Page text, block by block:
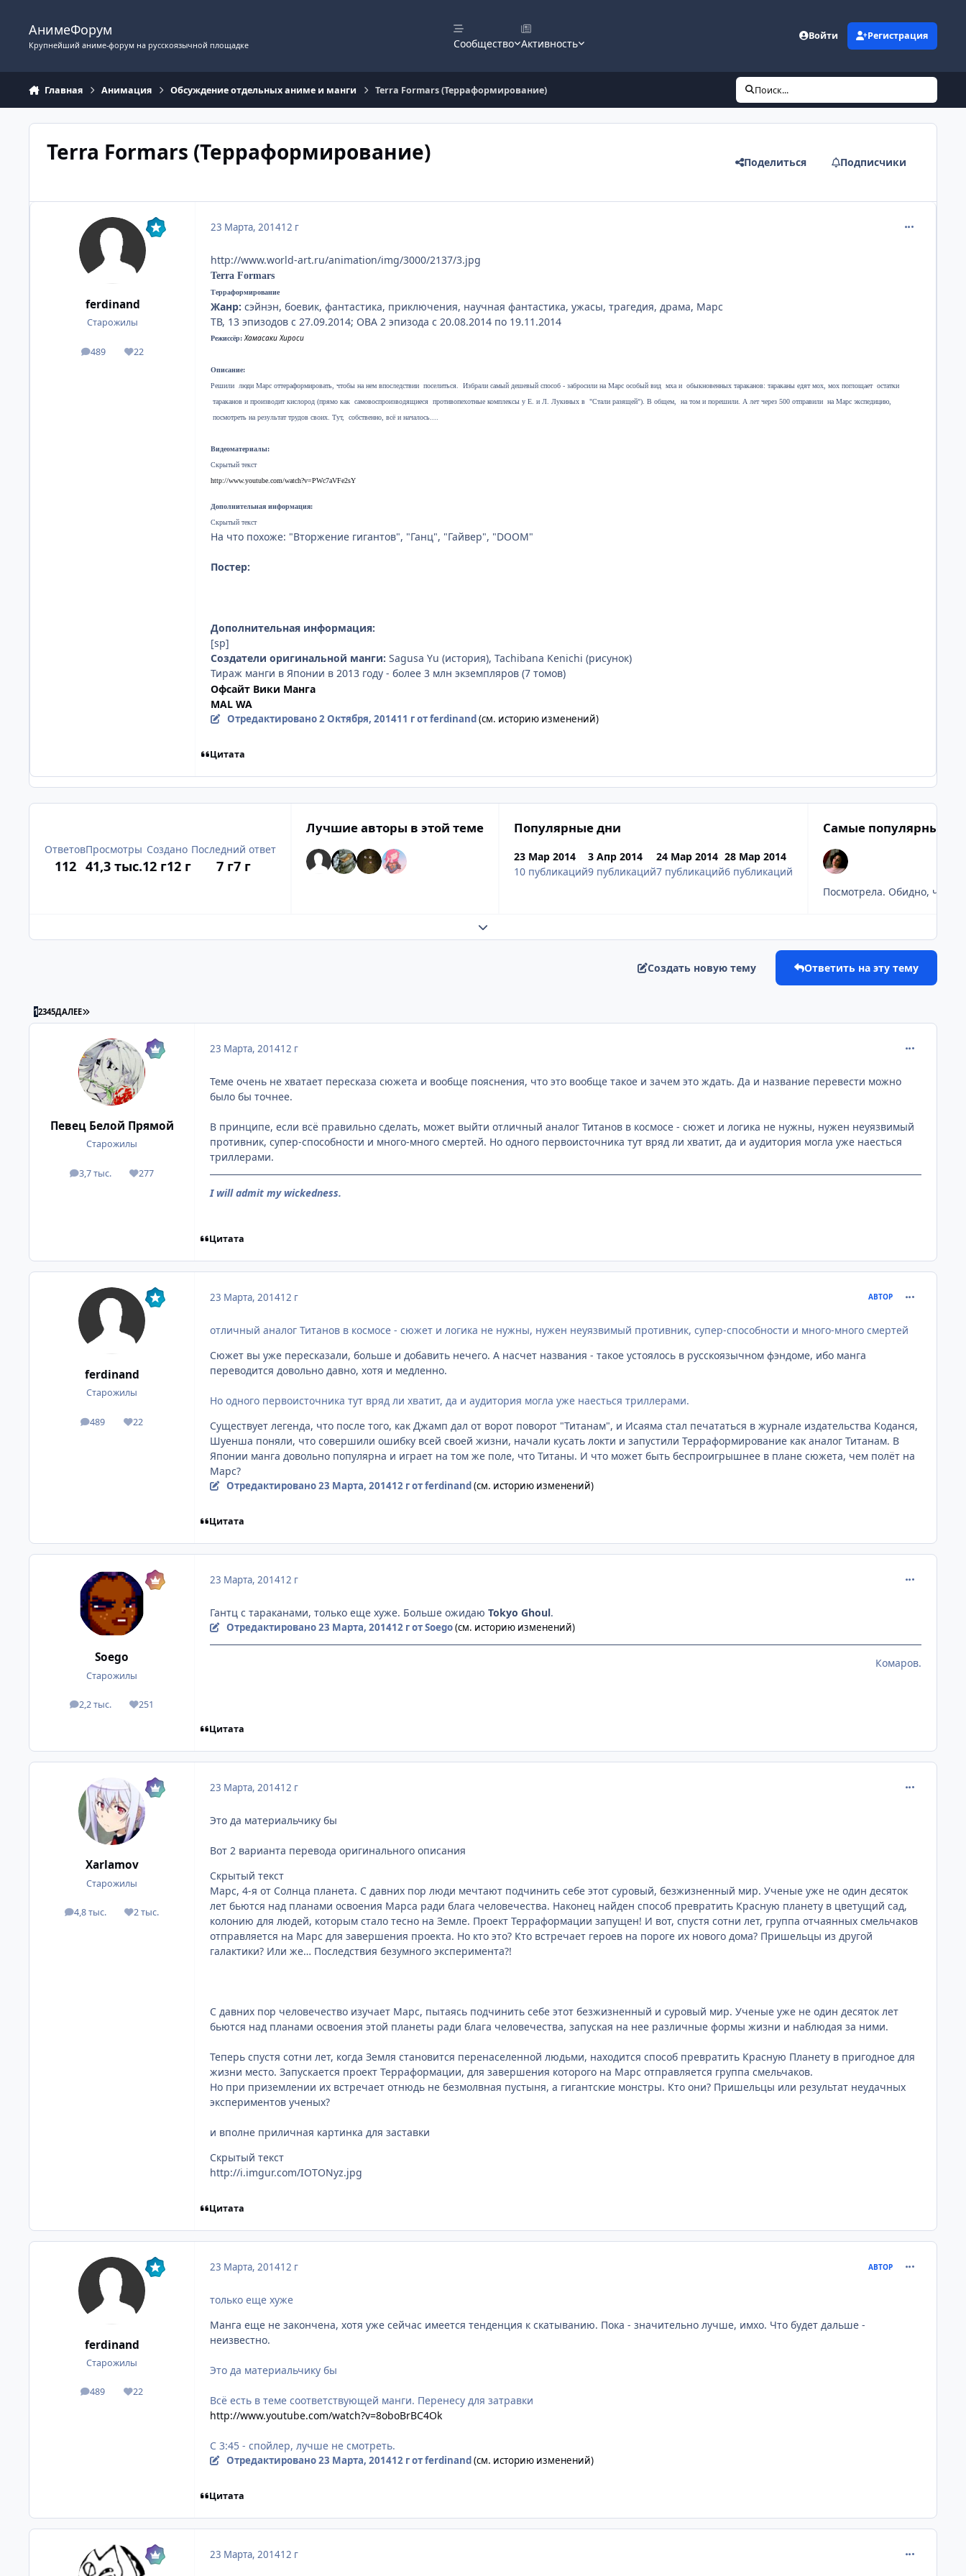
АнимеФорум
Крупнейший аниме-форум на русскоязычной площадке Сообщество Активность
Войти Регистрация
Главная Анимация Обсуждение отдельных аниме и манги Terra Formars (Терраформирование) Поиск...
Terra Formars (Терраформирование) Поделиться Подписчики
ferdinand
Старожилы
489
посты 22
Репутация
23 Марта, 201412 г
http://www.world-art.ru/animation/img/3000/2137/3.jpg
Terra Formars
Терраформирование
Жанр: сэйнэн, боевик, фантастика, приключения, научная фантастика, ужасы, трагедия, драма, Марс
ТВ, 13 эпизодов с 27.09.2014; ОВА 2 эпизода c 20.08.2014 по 19.11.2014
Режиссёр: Хамасаки Хироси
Описание:
Решили люди Марс оттераформировать, чтобы на нем впоследствии поселиться. Избрали самый дешевый способ - забросили на Марс особый вид мха и обыкновенных тараканов: тараканы едят мох, мох поглощает остатки
тараканов и производит кислород (прямо как самовоспроизводящиеся противопехотные комплексы у Е. и Л. Лукиных в "Стали разящей"). В общем, на том и порешили. А лет через 500 отправили на Марс экспедицию,
посмотреть на результат трудов своих. Тут, собственно, всё и началось....
Видеоматериалы:
Скрытый текст
http://www.youtube.com/watch?v=PWc7aVFe2sY
Дополнительная информация:
Скрытый текст
На что похоже: "Вторжение гигантов", "Ганц", "Гайвер", "DOOM"
Постер:
Дополнительная информация:
[sp]
Создатели оригинальной манги: Sagusa Yu (история), Tachibana Kenichi (рисунок)
Тираж манги в Японии в 2013 году - более 3 млн экземпляров (7 томов)
Офсайт Вики Манга
MAL WA
Отредактировано2 Октября, 201411 гот ferdinand(см. историю изменений)
Цитата
Ответов
112
Просмотры
41,3 тыс.
Создано
12 г12 г
Последний ответ
7 г7 г
Лучшие авторы в этой теме Популярные дни
23 Мар 2014
10 публикаций
3 Апр 2014
9 публикаций
24 Мар 2014
7 публикаций
28 Мар 2014
6 публикаций
Самые популярные
Посмотрела. Обидно, что
Развернуть обзор темы
Создать новую тему Ответить на эту тему
12345ДАЛЕЕ ПОСЛЕДНЯЯ СТРАНИЦА
Певец Белой Прямой
Старожилы
3,7 тыс.
посты 277
Репутация
23 Марта, 201412 г
Теме очень не хватает пересказа сюжета и вообще пояснения, что это вообще такое и зачем это ждать. Да и название перевести можно
было бы точнее.
В принципе, если всё правильно сделать, может выйти отличный аналог Титанов в космосе - сюжет и логика не нужны, нужен неуязвимый
противник, супер-способности и много-много смертей. Но одного первоисточника тут вряд ли хватит, да и аудитория могла уже наесться
триллерами.
I will admit my wickedness.
Цитата
ferdinand
Старожилы
489
посты 22
Репутация
23 Марта, 201412 г АВТОР
отличный аналог Титанов в космосе - сюжет и логика не нужны, нужен неуязвимый противник, супер-способности и много-много смертей
Сюжет вы уже пересказали, больше и добавить нечего. А насчет названия - такое устоялось в русскоязычном фэндоме, ибо манга
переводится довольно давно, хотя и медленно.
Но одного первоисточника тут вряд ли хватит, да и аудитория могла уже наесться триллерами.
Существует легенда, что после того, как Джамп дал от ворот поворот "Титанам", и Исаяма стал печататься в журнале издательства Коданся,
Шуенша поняли, что совершили ошибку всей своей жизни, начали кусать локти и запустили Терраформирование как аналог Титанам. В
Японии манга довольно популярна и играет на том же поле, что Титаны. И что может быть беспроигрышнее в плане сюжета, чем полёт на
Марс?
Отредактировано23 Марта, 201412 гот ferdinand(см. историю изменений)
Цитата
Soego
Старожилы
2,2 тыс.
посты 251
Репутация
23 Марта, 201412 г
Гантц с тараканами, только еще хуже. Больше ожидаю Tokyo Ghoul.
Отредактировано23 Марта, 201412 гот Soego(см. историю изменений)
Комаров.
Цитата
Xarlamov
Старожилы
4,8 тыс.
посты 2 тыс.
Репутация
23 Марта, 201412 г
Это да материальчику бы
Вот 2 варианта перевода оригинального описания
Скрытый текст
Марс, 4-я от Солнца планета. С давних пор люди мечтают подчинить себе этот суровый, безжизненный мир. Ученые уже не один десяток
лет бьются над планами освоения Марса ради блага человечества. Наконец найден способ превратить Красную планету в цветущий сад,
колонию для людей, которым стало тесно на Земле. Проект Терраформации запущен! И вот, спустя сотни лет, группа отчаянных смельчаков
отправляется на Марс для завершения проекта. Но кто это? Кто встречает героев на пороге их нового дома? Пришельцы из другой
галактики? Или же… Последствия безумного эксперимента?!
С давних пор человечество изучает Марс, пытаясь подчинить себе этот безжизненный и суровый мир. Ученые уже не один десяток лет
бьются над планами освоения этой планеты ради блага человечества, запуская на нее различные формы жизни и наблюдая за ними.
Теперь спустя сотни лет, когда Земля становится перенаселенной людьми, находится способ превратить Красную Планету в пригодное для
жизни место. Запускается проект Терраформации, для завершения которого на Марс отправляется группа смельчаков.
Но при приземлении их встречает отнюдь не безмолвная пустыня, а гигантские монстры. Кто они? Пришельцы или результат неудачных
экспериментов ученых?
и вполне приличная картинка для заставки
Скрытый текст
http://i.imgur.com/IOTONyz.jpg
Цитата
ferdinand
Старожилы
489
посты 22
Репутация
23 Марта, 201412 г АВТОР
только еще хуже
Манга еще не закончена, хотя уже сейчас имеется тенденция к скатыванию. Пока - значительно лучше, имхо. Что будет дальше -
неизвестно.
Это да материальчику бы
Всё есть в теме соответствующей манги. Перенесу для затравки
http://www.youtube.com/watch?v=8oboBrBC4Ok
С 3:45 - спойлер, лучше не смотреть.
Отредактировано23 Марта, 201412 гот ferdinand(см. историю изменений)
Цитата
23 Марта, 201412 г